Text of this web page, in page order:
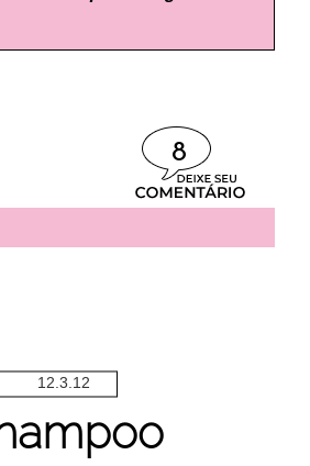
8
12.3.12